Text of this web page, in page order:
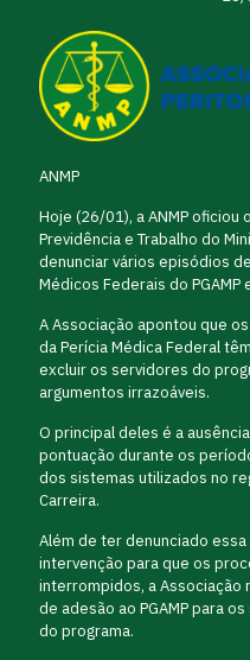
ANMP
Hoje (26/01), a ANMP oficiou
Previdência e Trabalho do
denunciar vários episódios
Médicos Federais do PGAMP
A Associação apontou que
da Perícia Médica Federal
excluir os servidores do
argumentos irrazoáveis.
O principal deles é a
pontuação durante os
dos sistemas utilizados no
Carreira.
Além de ter denunciado
intervenção para que os
interrompidos, a Associação
de adesão ao PGAMP para
do programa.